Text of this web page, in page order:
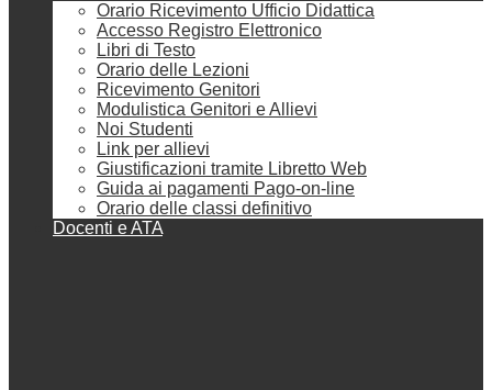
Orario Ricevimento Ufficio Didattica
Accesso Registro Elettronico
Libri di Testo
Orario delle Lezioni
Ricevimento Genitori
Modulistica Genitori e Allievi
Noi Studenti
Link per allievi
Giustificazioni tramite Libretto Web
Guida ai pagamenti Pago-on-line
Orario delle classi definitivo
Docenti e ATA